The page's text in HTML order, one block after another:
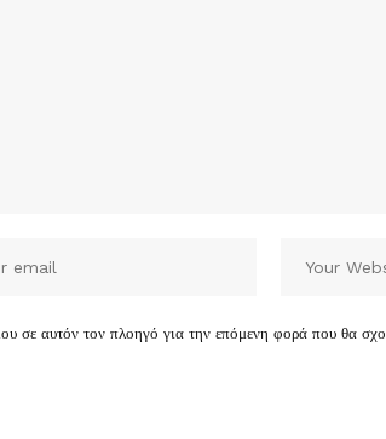
σε αυτόν τον πλοηγό για την επόμενη φορά που θα